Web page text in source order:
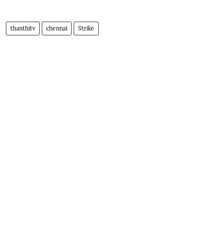
thanthitv chennai Strike